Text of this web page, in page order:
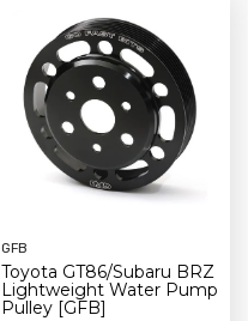
GFB
Toyota GT86/Subaru BRZ
Lightweight Water Pump
Pulley [GFB]